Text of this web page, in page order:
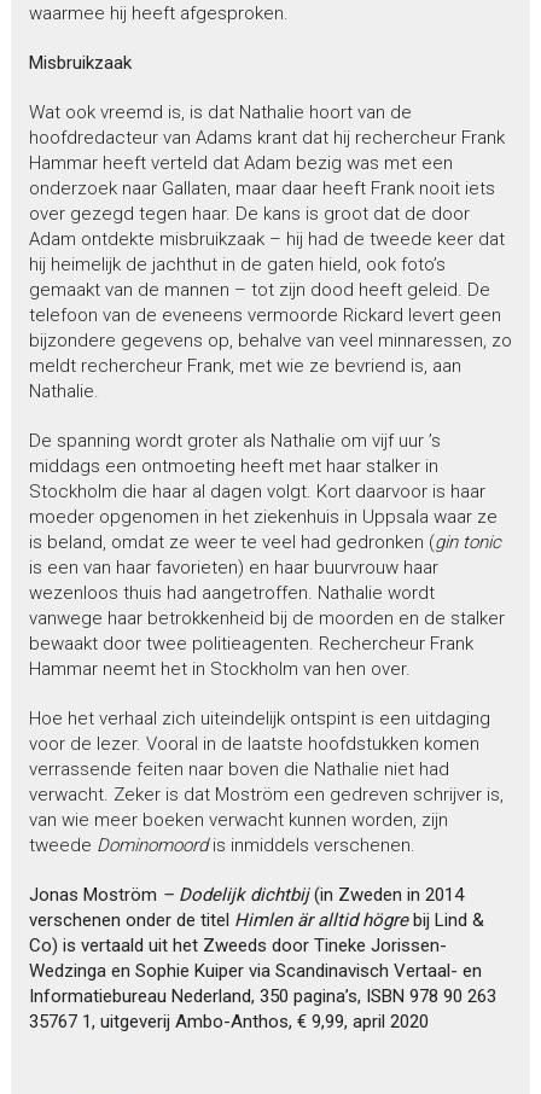
waarmee hij heeft afgesproken.
Misbruikzaak
Wat ook vreemd is, is dat Nathalie hoort van de
hoofdredacteur van Adams krant dat hij rechercheur Frank
Hammar heeft verteld dat Adam bezig was met een
onderzoek naar Gallaten, maar daar heeft Frank nooit iets
over gezegd tegen haar. De kans is groot dat de door
Adam ontdekte misbruikzaak – hij had de tweede keer dat
hij heimelijk de jachthut in de gaten hield, ook foto’s
gemaakt van de mannen – tot zijn dood heeft geleid. De
telefoon van de eveneens vermoorde Rickard levert geen
bijzondere gegevens op, behalve van veel minnaressen, zo
meldt rechercheur Frank, met wie ze bevriend is, aan
Nathalie.
De spanning wordt groter als Nathalie om vijf uur ’s
middags een ontmoeting heeft met haar stalker in
Stockholm die haar al dagen volgt. Kort daarvoor is haar
moeder opgenomen in het ziekenhuis in Uppsala waar ze
is beland, omdat ze weer te veel had gedronken (gin tonic
is een van haar favorieten) en haar buurvrouw haar
wezenloos thuis had aangetroffen. Nathalie wordt
vanwege haar betrokkenheid bij de moorden en de stalker
bewaakt door twee politieagenten. Rechercheur Frank
Hammar neemt het in Stockholm van hen over.
Hoe het verhaal zich uiteindelijk ontspint is een uitdaging
voor de lezer. Vooral in de laatste hoofdstukken komen
verrassende feiten naar boven die Nathalie niet had
verwacht. Zeker is dat Moström een gedreven schrijver is,
van wie meer boeken verwacht kunnen worden, zijn
tweede Dominomoordis inmiddels verschenen.
Jonas Moström – Dodelijk dichtbij(in Zweden in 2014
verschenen onder de titel Himlen är alltid högrebij Lind &
Co) is vertaald uit het Zweeds door Tineke Jorissen-
Wedzinga en Sophie Kuiper via Scandinavisch Vertaal- en
Informatiebureau Nederland, 350 pagina’s, ISBN 978 90 263
35767 1, uitgeverij Ambo-Anthos, € 9,99, april 2020